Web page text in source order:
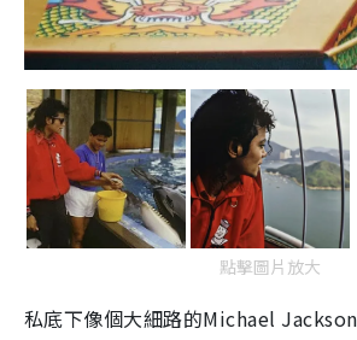
點擊圖片放大
私底下像個大細路的Michael